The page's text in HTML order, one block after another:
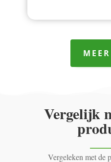
Vergelijk
Vergeleken met de